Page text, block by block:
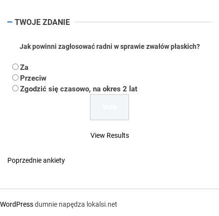
TWOJE ZDANIE
Jak powinni zagłosować radni w sprawie zwałów płaskich?
Za
Przeciw
Zgodzić się czasowo, na okres 2 lat
View Results
Poprzednie ankiety
WordPressdumnie napędza lokalsi.net